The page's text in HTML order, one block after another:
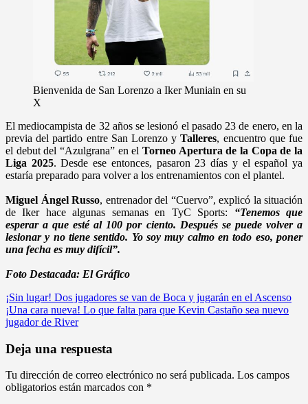
Bienvenida de San Lorenzo a Iker Muniain en su
X
El mediocampista de 32 años se lesionó el pasado 23 de enero, en la
previa del partido entre San Lorenzo yTalleres, encuentro que fue
el debut del “Azulgrana” en el Torneo Apertura de la Copa de la
Liga 2025. Desde ese entonces, pasaron 23 días y el español ya
estaría preparado para volver a los entrenamientos con el plantel.
Miguel Ángel Russo, entrenador del “Cuervo”, explicó la situación
de Iker hace algunas semanas en TyC Sports: “Tenemos que
esperar a que esté al 100 por ciento. Después se puede volver a
lesionar y no tiene sentido. Yo soy muy calmo en todo eso, poner
una fecha es muy difícil”.
Foto Destacada: El Gráfico
Navegación
de
¡Sin lugar! Dos jugadores se van de Boca y jugarán en el Ascenso
¡Una cara nueva! Lo que falta para que Kevin Castaño sea nuevo
jugador de River
Deja una respuesta
Tu dirección de correo electrónico no será publicada. Los campos
obligatorios están marcados con *